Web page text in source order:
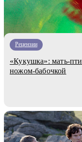
Рецензии
«Кукушка»: мать-
ножом-бабочкой